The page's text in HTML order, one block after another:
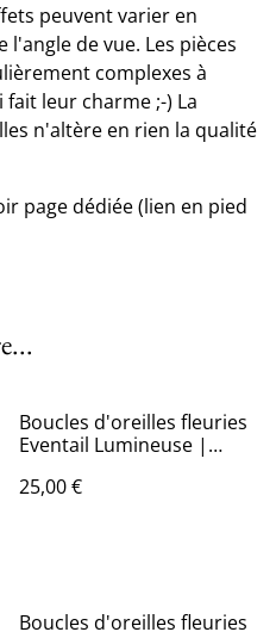
peuvent varier en
de vue. Les pièces
complexes à
leur charme ;-) La
n'altère en rien la qualité
page dédiée (lien en pied
Boucles d'oreilles fleuries
Eventail Lumineuse |
25,00 €
Boucles d'oreilles fleuries